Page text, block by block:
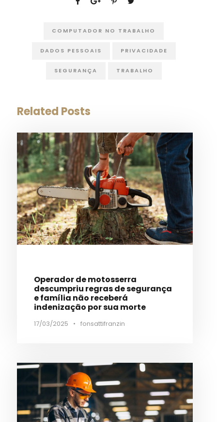
COMPUTADOR NO TRABALHO
DADOS PESSOAIS PRIVACIDADE
SEGURANÇA TRABALHO
Related Posts
Operador de motosserra
descumpriu regras de segurança
e família não receberá
indenização por sua morte
17/03/2025 • fonsattifranzin